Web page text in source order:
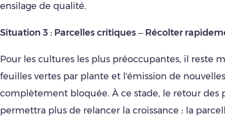
ensilage de qualité.
Situation 3 : Parcelles critiques – Récolter
Pour les cultures les plus préoccupantes, il reste
feuilles vertes par plante et l'émission de
complètement bloquée. À ce stade, le retour des
permettra plus de relancer la croissance : la